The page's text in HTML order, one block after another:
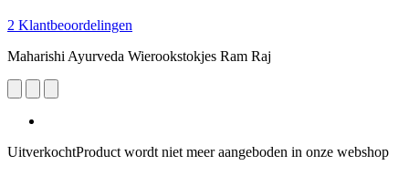
2 Klantbeoordelingen
Maharishi Ayurveda Wierookstokjes Ram Raj
UitverkochtProduct wordt niet meer aangeboden in onze webshop